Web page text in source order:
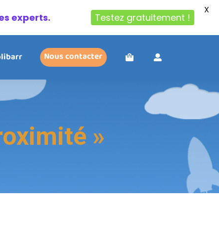
Nous contacter
»
experts. Testez gratuitement !
X